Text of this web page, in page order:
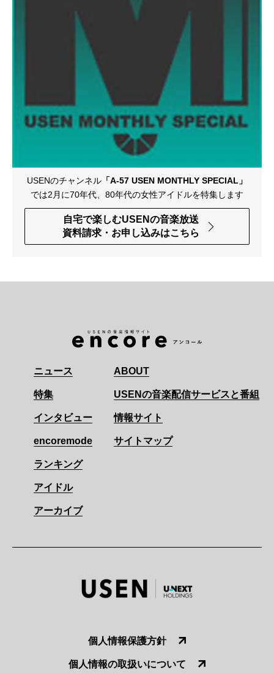
USENのチャンネル 「A-57 USEN MONTHLY SPECIAL」
では2月に70年代、80年代の女性アイドルを特集します
自宅で楽しむUSENの音楽放送
資料請求・お申し込みはこちら
ニュース
特集
インタビュー
encoremode
ランキング
アイドル
アーカイブ
ABOUT
USENの音楽配信サービスと番組
情報サイト
サイトマップ
個人情報保護方針
個人情報の取扱いについて